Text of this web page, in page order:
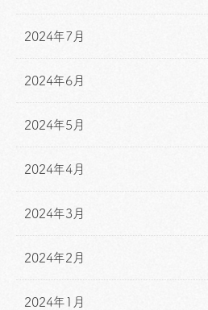
2024年7月
2024年6月
2024年5月
2024年4月
2024年3月
2024年2月
2024年1月